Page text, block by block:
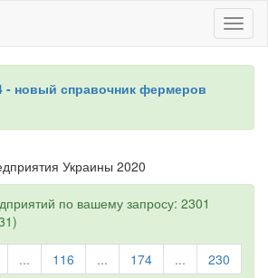
- новый справочник фермеров
Украины 2020
по вашему запросу: 2301
... 116 ... 174 ...
230